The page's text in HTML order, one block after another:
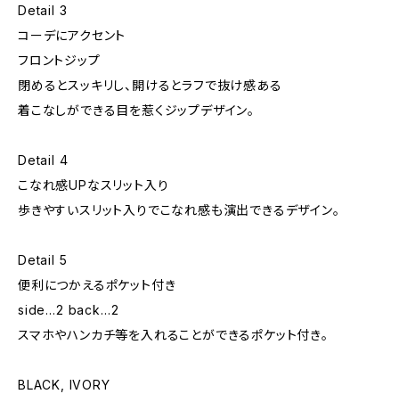
Detail 3
コーデにアクセント
フロントジップ
閉めるとスッキリし、開けるとラフで抜け感ある
着こなしができる目を惹くジップデザイン。
Detail 4
こなれ感UPなスリット入り
歩きやすいスリット入りでこなれ感も演出できるデザイン。
Detail 5
便利につかえるポケット付き
side…2 back…2
スマホやハンカチ等を入れることができるポケット付き。
BLACK, IVORY